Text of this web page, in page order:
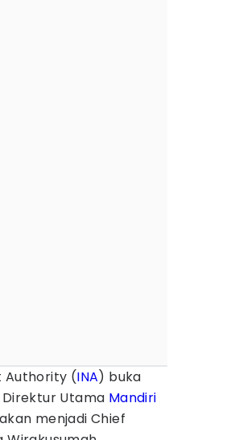
Authority (INA) buka
Utama Mandiri
menjadi Chief